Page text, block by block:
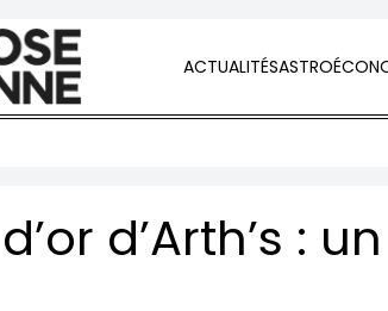
ACTUALITÉSASTRO
d’Arth’s :